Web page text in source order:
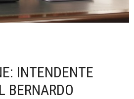
INTENDENTE
BERNARDO